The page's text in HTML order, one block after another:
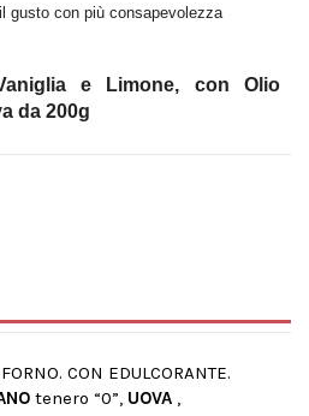
gusto con più consapevolezza
e Limone, con Olio
da 200g
CON EDULCORANTE.
tenero “0”, UOVA ,